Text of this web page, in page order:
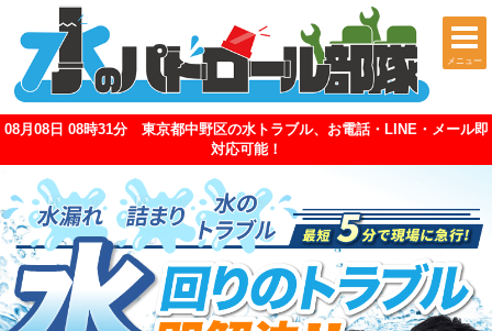
メニュー
08月08日 08時31分 東京都中野区の水トラブル、お電話・LINE・メール即
対応可能！